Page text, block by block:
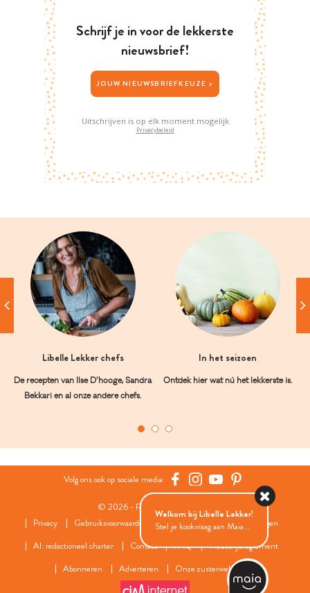
Schrijf je in voor de lekkerste
nieuwsbrief!
JOUW NIEUWSBRIEFKEUZE >
Uitschrijven is op elk moment mogelijk
Privacybeleid
Libelle Lekker chefs
De recepten van Ilse D’hooge, Sandra
Bekkari en al onze andere chefs.
In het seizoen
Ontdek hier wat nú het lekkerste is.
Volg ons ook op sociale media:
© 2026 - Roularta Media Group
Privacy
Gebruiksvoorwaarden Cookies
Cookies instellingen
AI: redactioneel charter
Contact FAQ
Wedstrijdreglement
Abonneren
Adverteren Onze zusterwebsites
Welkom bij Libelle Lekker!
Stel je kookvraag aan Maia...